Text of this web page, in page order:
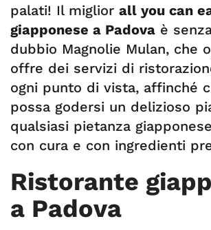
palati! Il miglior all you can
giapponese a Padova è
dubbio Magnolie Mulan, che
offre dei servizi di
ogni punto di vista, affinché
possa godersi un delizioso
qualsiasi pietanza
con cura e con ingredienti
Ristorante
a Padova